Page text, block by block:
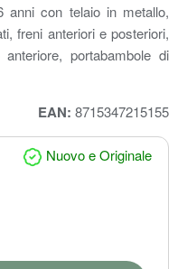
anni con telaio in metallo,
freni anteriori e posteriori,
portabambole di
EAN: 8715347215155
Nuovo e Originale